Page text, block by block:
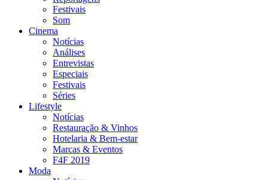
Festivais
Som
Cinema
Notícias
Análises
Entrevistas
Especiais
Festivais
Séries
Lifestyle
Notícias
Restauração & Vinhos
Hotelaria & Bem-estar
Marcas & Eventos
F4F 2019
Moda